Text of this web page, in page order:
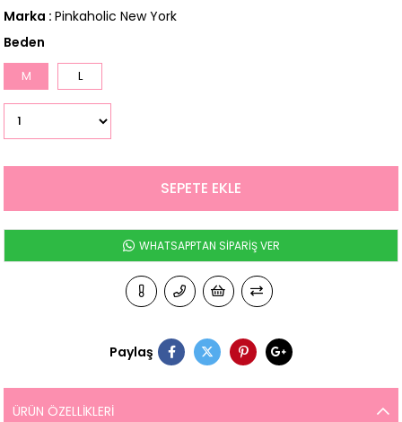
Marka : Pinkaholic New York
Beden
M L
WHATSAPPTAN SİPARİŞ VER
Paylaş
ÜRÜN ÖZELLIKLERI